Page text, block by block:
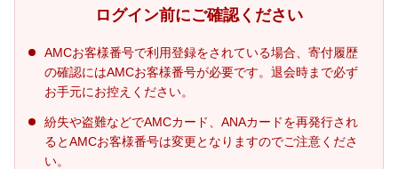
ログイン前にご確認ください
AMCお客様番号で利用登録をされている場合、寄付履歴
の確認にはAMCお客様番号が必要です。退会時まで必ず
お手元にお控えください。
紛失や盗難などでAMCカード、ANAカードを再発行され
るとAMCお客様番号は変更となりますのでご注意くださ
い。